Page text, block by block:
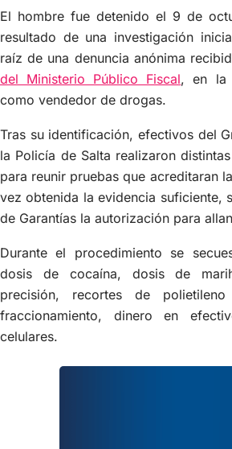
El hombre fue detenido el 9 de
resultado de una investigación
raíz de una denuncia anónima
del Ministerio Público Fiscal, en la
como vendedor de drogas.
Tras su identificación, efectivos del
la Policía de Salta realizaron
para reunir pruebas que acreditaran
vez obtenida la evidencia suficiente,
de Garantías la autorización para
Durante el procedimiento se
dosis de cocaína, dosis de
precisión, recortes de
fraccionamiento, dinero en
celulares.